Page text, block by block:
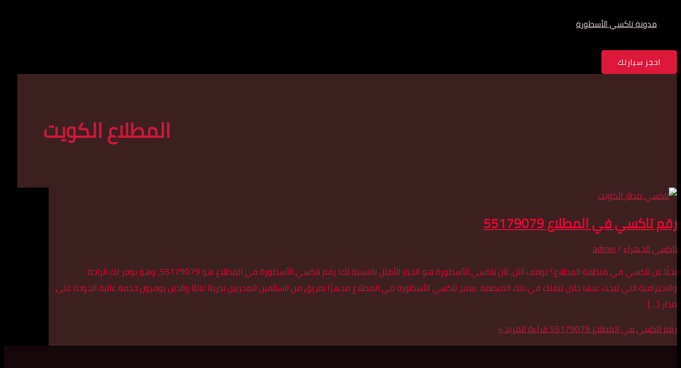
مدونة تاكسي الأسطورة
احجز سيارتك
المطلاع الكويت
رقم تاكسي في المطلاع 55179079
تاكسي الجهراء/
admin
بحثًا عن تاكسي في منطقة المطلاع؟ توقف الآن، لأن تاكسي الأسطورة هو الخيار الأمثل بالنسبة لك! رقم تاكسي الأسطورة في المطلاع هو 55179079، وهو يوفر لك الراحة
والاحترافية التي تبحث عنها خلال تنقلك في تلك المنطقة. يعتبر تاكسي الأسطورة في المطلاع مجهزًا بفريق من السائقين المدربين تدريبًا عاليًا والذين يوفرون خدمة عالية الجودة على
مدار […]
رقم تاكسي في المطلاع 55179079
قراءة المزيد »